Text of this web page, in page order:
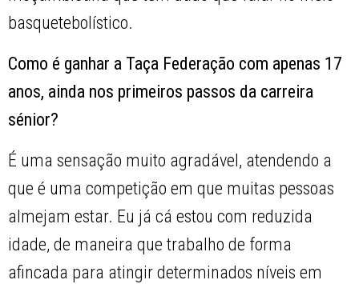
basquetebolístico.
Como é ganhar a Taça Federação com apenas 17
anos, ainda nos primeiros passos da carreira
sénior?
É uma sensação muito agradável, atendendo a
que é uma competição em que muitas pessoas
almejam estar. Eu já cá estou com reduzida
idade, de maneira que trabalho de forma
afincada para atingir determinados níveis em